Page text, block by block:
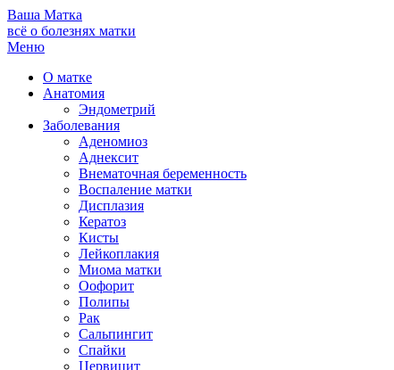
Ваша Матка
всё о болезнях матки
Меню
О матке
Анатомия
Эндометрий
Заболевания
Аденомиоз
Аднексит
Внематочная беременность
Воспаление матки
Дисплазия
Кератоз
Кисты
Лейкоплакия
Миома матки
Оофорит
Полипы
Рак
Сальпингит
Спайки
Цервицит